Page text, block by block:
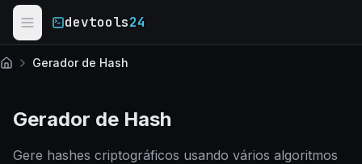
Skip to main content
devtools24
Início Gerador de Hash
Gerador de Hash
Gere hashes criptográficos usando vários algoritmos